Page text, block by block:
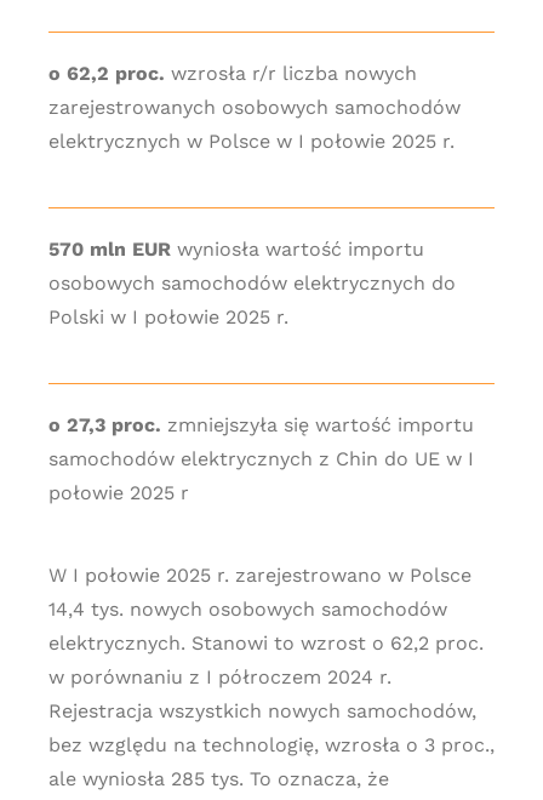
o 62,2 proc. wzrosła r/r liczba nowych
zarejestrowanych osobowych samochodów
elektrycznych w Polsce w I połowie 2025 r.
570 mln EURwyniosła wartość importu
osobowych samochodów elektrycznych do
Polski w I połowie 2025 r.
o 27,3 proc. zmniejszyła się wartość importu
samochodów elektrycznych z Chin do UE w I
połowie 2025 r
W I połowie 2025 r. zarejestrowano w Polsce
14,4 tys. nowych osobowych samochodów
elektrycznych. Stanowi to wzrost o 62,2 proc.
w porównaniu z I półroczem 2024 r.
Rejestracja wszystkich nowych samochodów,
bez względu na technologię, wzrosła o 3 proc.,
ale wyniosła 285 tys. To oznacza, że